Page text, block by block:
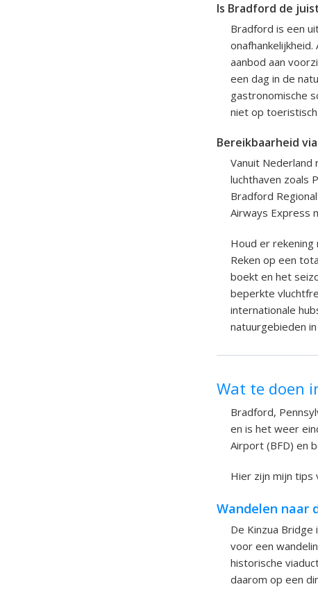
Is Bradford de
Bradford is een
aanbod aan
een dag in de
gastronomische
niet op
Bereikbaarheid
Vanuit
luchthaven zoals
Bradford
Airways Express
Houd er rekening
Reken op een
boekt en het
beperkte
internationale
natuurgebieden
Wat te doen
Bradford,
en is het weer
Airport (BFD) en
Hier zijn mijn tips
Wandelen naar
De Kinzua
voor een
historische
daarom op een